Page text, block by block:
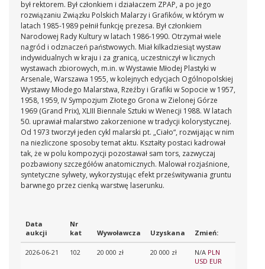
był rektorem. Był członkiem i działaczem ZPAP, a po jego
rozwiązaniu Związku Polskich Malarzy i Grafików, w którym w
latach 1985-1989 pełnił funkcję prezesa. Był członkiem
Narodowej Rady Kultury w latach 1986-1990. Otrzymał wiele
nagród i odznaczeń państwowych. Miał kilkadziesiąt wystaw
indywidualnych w kraju i za granicą, uczestniczył w licznych
wystawach zbiorowych, m.in. w Wystawie Młodej Plastyki w
Arsenale, Warszawa 1955, w kolejnych edycjach Ogólnopolskiej
Wystawy Młodego Malarstwa, Rzeźby i Grafiki w Sopocie w 1957,
1958, 1959, IV Sympozjum Złotego Grona w Zielonej Górze
1969 (Grand Prix), XLIII Biennale Sztuki w Wenecji 1988. W latach
50. uprawiał malarstwo zakorzenione w tradycji kolorystycznej.
Od 1973 tworzył jeden cykl malarski pt. „Ciało“, rozwijając w nim
na niezliczone sposoby temat aktu. Kształty postaci kadrował
tak, że w polu kompozycji pozostawał sam tors, zazwyczaj
pozbawiony szczegółów anatomicznych. Malował rozjaśnione,
syntetyczne sylwety, wykorzystując efekt prześwitywania gruntu
barwnego przez cienką warstwę laserunku.
Data
aukcji
Nr
kat
Wywoławcza Uzyskana Zmień:
2026-06-21 102 20 000 zł 20 000 zł N/A PLN
USD EUR